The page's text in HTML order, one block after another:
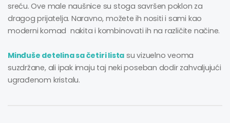
sreću. Ove male naušnice su stoga savršen poklon za
dragog prijatelja. Naravno, možete ih nositi i sami kao
moderni komad nakita i kombinovati ih na različite načine.
Minđuše detelina sa četiri lista su vizuelno veoma
suzdržane, ali ipak imaju taj neki poseban dodir zahvaljujući
ugrađenom kristalu.